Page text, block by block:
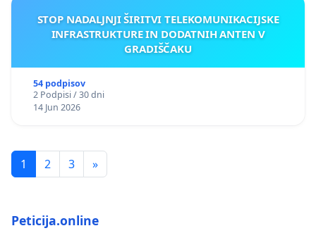
STOP NADALJNJI ŠIRITVI TELEKOMUNIKACIJSKE
INFRASTRUKTURE IN DODATNIH ANTEN V
GRADIŠČAKU
54 podpisov
2 Podpisi / 30 dni
14 Jun 2026
1 2 3 »
Peticija.online